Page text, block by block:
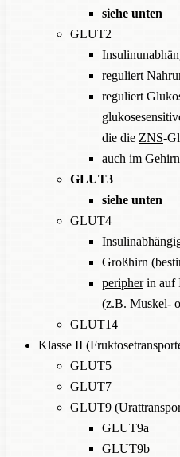
siehe unten
GLUT2
reguliert
reguliert
die die ZNS-
auch im
GLUT3
siehe unten
GLUT4
Großhirn
peripherin auf
(z.B. Muskel-
GLUT14
Klasse II
GLUT5
GLUT7
GLUT9
GLUT9a
GLUT9b